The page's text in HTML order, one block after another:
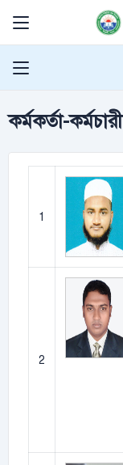
কর্মকর্তা-কর্মচারী
1
2